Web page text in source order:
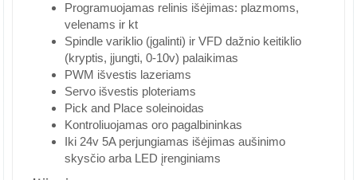
Programuojamas relinis išėjimas: plazmoms,
velenams ir kt
Spindle variklio (įgalinti) ir VFD dažnio keitiklio
(kryptis, įjungti, 0-10v) palaikimas
PWM išvestis lazeriams
Servo išvestis ploteriams
Pick and Place soleinoidas
Kontroliuojamas oro pagalbininkas
Iki 24v 5A perjungiamas išėjimas aušinimo
skysčio arba LED įrenginiams